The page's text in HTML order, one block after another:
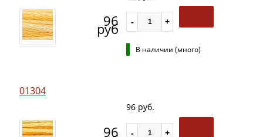
96
руб
В наличии (много)
01304
96
96 руб.